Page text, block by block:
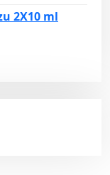
2X10 ml